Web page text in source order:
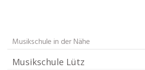
Musikschule in der Nähe
Musikschule Lütz